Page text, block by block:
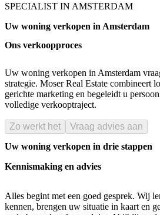
SPECIALIST IN AMSTERDAM
Uw woning verkopen in Amsterdam
Ons verkoopproces
Uw woning verkopen in Amsterdam
strategie. Moser Real Estate combineert
gerichte marketing en begeleidt u
volledige verkooptraject.
Zo werkt het Vraag advies aan
Uw woning verkopen in drie stappen
Kennismaking en advies
Alles begint met een goed gesprek. Wij
kennen, brengen uw situatie in kaart en